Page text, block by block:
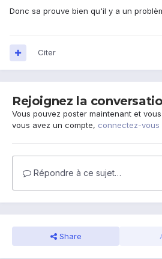
Donc sa prouve bien qu'il y a un
Citer
Rejoignez la
Vous pouvez poster maintenant et
vous avez un compte, connectez-vous
Répondre à ce sujet…
Share